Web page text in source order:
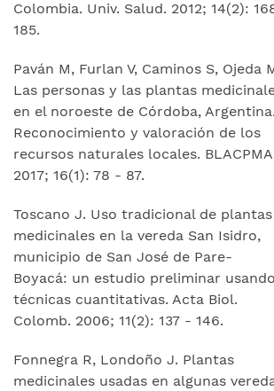
Colombia. Univ. Salud. 2012; 14(2):
185.
Paván M, Furlan V, Caminos S, Ojeda
Las personas y las plantas
en el noroeste de Córdoba, Argentina.
Reconocimiento y valoración de los
recursos naturales locales.
2017; 16(1): 78 - 87.
Toscano J. Uso tradicional de plantas
medicinales en la vereda San Isidro,
municipio de San José de Pare-
Boyacá: un estudio preliminar usando
técnicas cuantitativas. Acta Biol.
Colomb. 2006; 11(2): 137 - 146.
Fonnegra R, Londoño J. Plantas
medicinales usadas en algunas